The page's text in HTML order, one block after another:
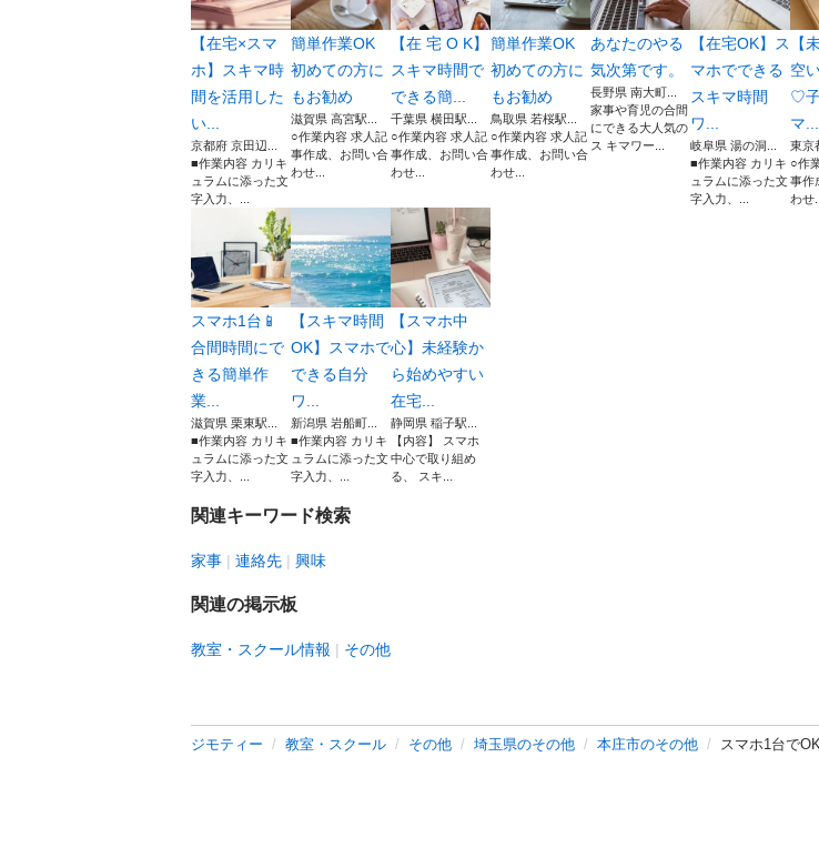
【在宅×スマ
ホ】スキマ時
間を活用した
い...
京都府 京田辺...
■作業内容 カリキ
ュラムに添った文
字入力、...
簡単作業OK
初めての方に
もお勧め
滋賀県 高宮駅...
○作業内容 求人記
事作成、お問い合
わせ...
【在 宅 O K】
スキマ時間で
できる簡...
千葉県 横田駅...
○作業内容 求人記
事作成、お問い合
わせ...
簡単作業OK
初めての方に
もお勧め
鳥取県 若桜駅...
○作業内容 求人記
事作成、お問い合
わせ...
あなたのやる
気次第です。
長野県 南大町...
家事や育児の合間
にできる大人気の
ス キマワー...
【在宅OK】ス
マホでできる
スキマ時間
ワ...
岐阜県 湯の洞...
■作業内容 カリキ
ュラムに添った文
字入力、...
【
空
♡
マ...
東京
○作
事作
わせ...
スマホ1台📱
合間時間にで
きる簡単作
業...
滋賀県 栗東駅...
■作業内容 カリキ
ュラムに添った文
字入力、...
【スキマ時間
OK】スマホで
できる自分
ワ...
新潟県 岩船町...
■作業内容 カリキ
ュラムに添った文
字入力、...
【スマホ中
心】未経験か
ら始めやすい
在宅...
静岡県 稲子駅...
【内容】 スマホ
中心で取り組め
る、 スキ...
関連キーワード検索
家事 連絡先 興味
関連の掲示板
教室・スクール情報 その他
ジモティー 教室・スクール その他 埼玉県のその他 本庄市のその他 スマホ1台で